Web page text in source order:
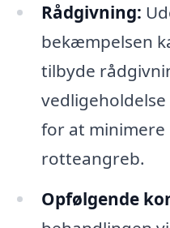
Rådgivning:
bekæmpelsen
tilbyde
for at
rotteangreb.
Opfølgende